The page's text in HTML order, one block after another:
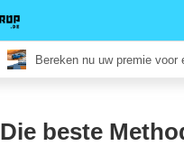
Die beste